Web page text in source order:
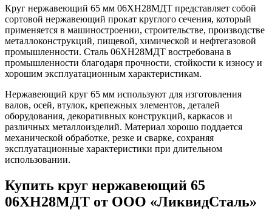
Круг нержавеющий 65 мм 06ХН28МДТ представляет собой
сортовой нержавеющий прокат круглого сечения, который
применяется в машиностроении, строительстве, производстве
металлоконструкций, пищевой, химической и нефтегазовой
промышленности. Сталь 06ХН28МДТ востребована в
промышленности благодаря прочности, стойкости к износу и
хорошим эксплуатационным характеристикам.
Нержавеющий круг 65 мм используют для изготовления
валов, осей, втулок, крепежных элементов, деталей
оборудования, декоративных конструкций, каркасов и
различных металлоизделий. Материал хорошо поддается
механической обработке, резке и сварке, сохраняя
эксплуатационные характеристики при длительном
использовании.
Купить круг нержавеющий 65
06ХН28МДТ от ООО «ЛиквидСталь»